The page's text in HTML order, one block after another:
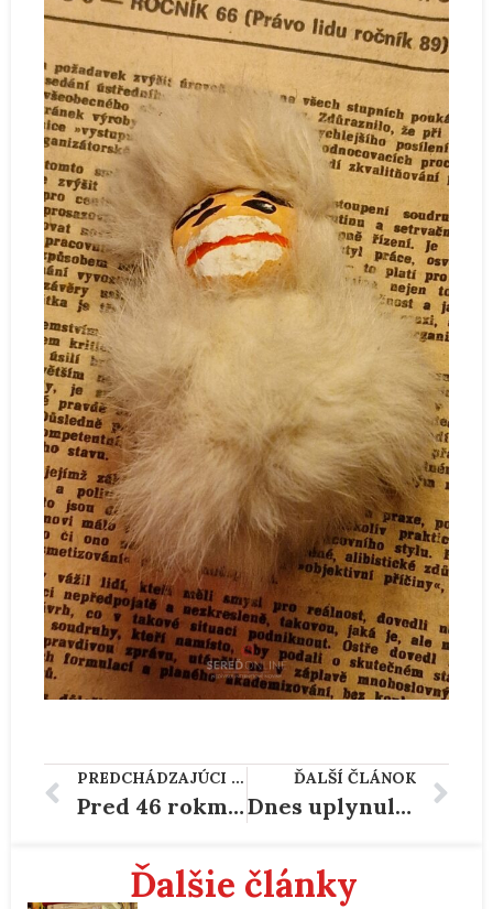
PREDCHÁDZAJÚCI ČLÁNOK
Pred 46 rokmi do vesmíru letel Vladimír Remek
ĎALŠÍ ČLÁNOK
Dnes uplynulo 30 rokov od smrti Karla Kryla
Ďalšie články